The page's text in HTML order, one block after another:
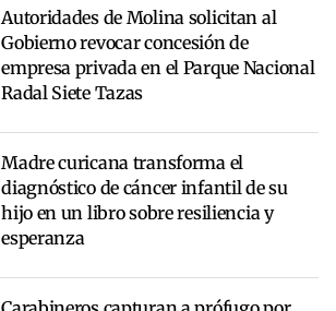
Autoridades de Molina solicitan al
Gobierno revocar concesión de
empresa privada en el Parque Nacional
Radal Siete Tazas
Madre curicana transforma el
diagnóstico de cáncer infantil de su
hijo en un libro sobre resiliencia y
esperanza